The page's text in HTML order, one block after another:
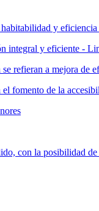
y eficiencia
integral y eficiente -
refieran a mejora
fomento de la
con la posibilidad